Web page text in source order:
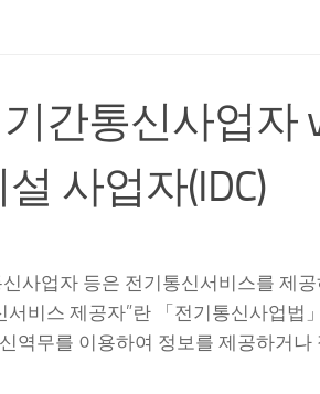
간통신사업자
사업자(IDC)
사업자 등은 전기통신서비스를 제
비스 제공자”란 「전기통신사업법
역무를 이용하여 정보를 제공하거나